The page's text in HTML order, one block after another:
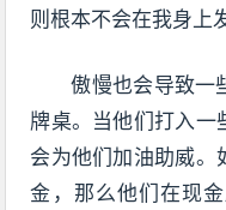
则根本不会在我身上
傲慢也会导致一
牌桌。当他们打入一
会为他们加油助威。
金，那么他们在现